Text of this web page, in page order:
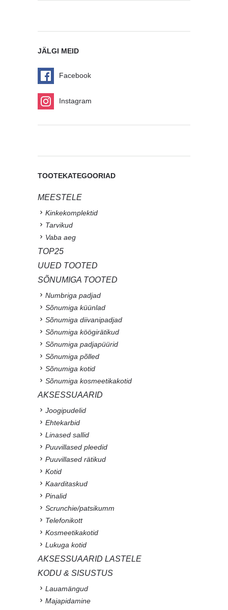
JÄLGI MEID
Facebook
Instagram
TOOTEKATEGOORIAD
MEESTELE
Kinkekomplektid
Tarvikud
Vaba aeg
TOP25
UUED TOOTED
SÕNUMIGA TOOTED
Numbriga padjad
Sõnumiga küünlad
Sõnumiga diivanipadjad
Sõnumiga köögirätikud
Sõnumiga padjapüürid
Sõnumiga põlled
Sõnumiga kotid
Sõnumiga kosmeetikakotid
AKSESSUAARID
Joogipudelid
Ehtekarbid
Linased sallid
Puuvillased pleedid
Puuvillased rätikud
Kotid
Kaarditaskud
Pinalid
Scrunchie/patsikumm
Telefonikott
Kosmeetikakotid
Lukuga kotid
AKSESSUAARID LASTELE
KODU & SISUSTUS
Lauamängud
Majapidamine